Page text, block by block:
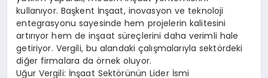
kullanıyor. Başkent İnşaat, inovasyon ve teknoloji
entegrasyonu sayesinde hem projelerin kalitesini
artırıyor hem de inşaat süreçlerini daha verimli hale
getiriyor. Vergili, bu alandaki çalışmalarıyla sektördeki
diğer firmalara da örnek oluyor.
Uğur Vergili: İnşaat Sektörünün Lider İsmi